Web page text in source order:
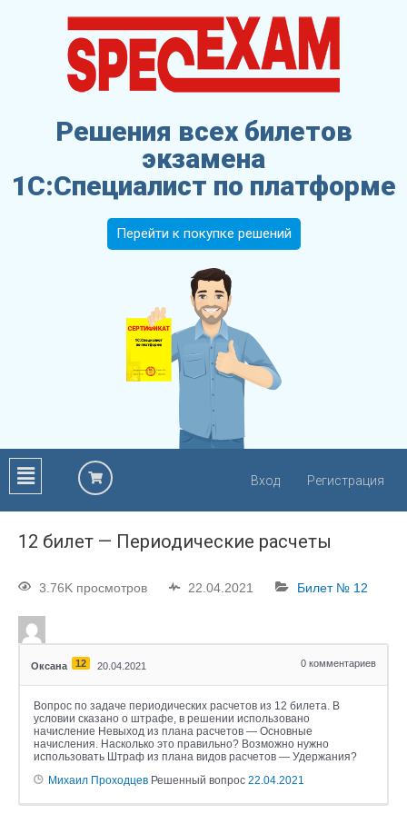
Решения всех билетов
экзамена
1С:Специалист по платформе
Перейти к покупке решений
Вход Регистрация
12 билет — Периодические расчеты
3.76K просмотров 22.04.2021 Билет № 12
Оксана 12 20.04.2021 0 комментариев
Вопрос по задаче периодических расчетов из 12 билета. В
условии сказано о штрафе, в решении использовано
начисление Невыход из плана расчетов — Основные
начисления. Насколько это правильно? Возможно нужно
использовать Штраф из плана видов расчетов — Удержания?
Михаил Проходцев Решенный вопрос 22.04.2021